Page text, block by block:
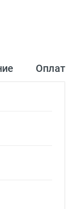
Оплата